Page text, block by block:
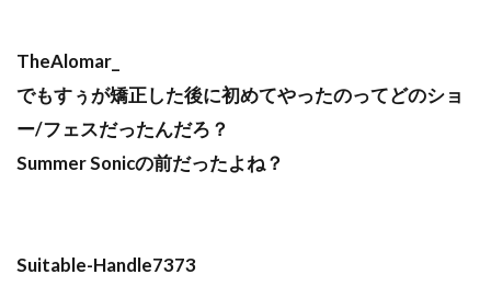
TheAlomar_
でもすぅが矯正した後に初めてやったのってどのショ
ー/フェスだったんだろ？
Summer Sonicの前だったよね？
Suitable-Handle7373